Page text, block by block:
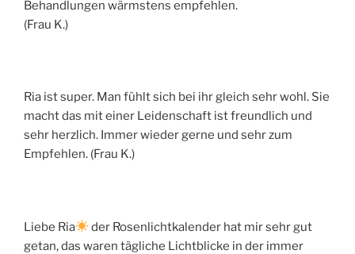
Behandlungen wärmstens empfehlen.
(Frau K.)
Ria ist super. Man fühlt sich bei ihr gleich sehr wohl. Sie
macht das mit einer Leidenschaft ist freundlich und
sehr herzlich. Immer wieder gerne und sehr zum
Empfehlen. (Frau K.)
Liebe Ria
der Rosenlichtkalender hat mir sehr gut
getan, das waren tägliche Lichtblicke in der immer